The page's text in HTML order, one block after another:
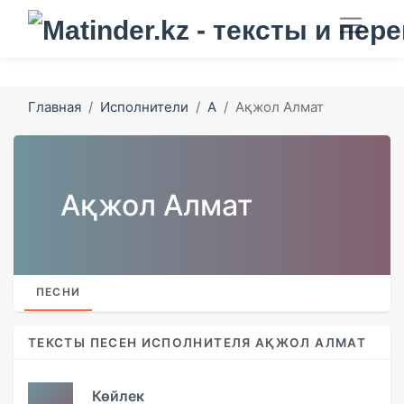
Главная Исполнители А Ақжол Алмат
Ақжол Алмат
ПЕСНИ
ТЕКСТЫ ПЕСЕН ИСПОЛНИТЕЛЯ АҚЖОЛ АЛМАТ
Көйлек